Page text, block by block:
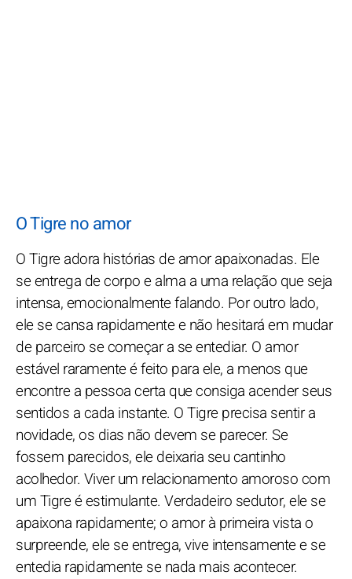
O Tigre no amor
O Tigre adora histórias de amor apaixonadas. Ele
se entrega de corpo e alma a uma relação que seja
intensa, emocionalmente falando. Por outro lado,
ele se cansa rapidamente e não hesitará em mudar
de parceiro se começar a se entediar. O amor
estável raramente é feito para ele, a menos que
encontre a pessoa certa que consiga acender seus
sentidos a cada instante. O Tigre precisa sentir a
novidade, os dias não devem se parecer. Se
fossem parecidos, ele deixaria seu cantinho
acolhedor. Viver um relacionamento amoroso com
um Tigre é estimulante. Verdadeiro sedutor, ele se
apaixona rapidamente; o amor à primeira vista o
surpreende, ele se entrega, vive intensamente e se
entedia rapidamente se nada mais acontecer.